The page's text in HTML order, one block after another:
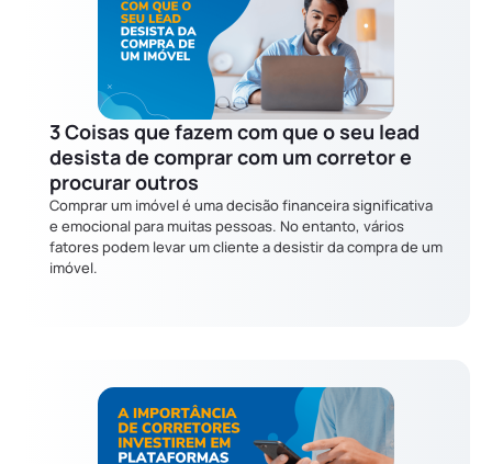
3 Coisas que fazem com que o seu lead
desista de comprar com um corretor e
procurar outros
Comprar um imóvel é uma decisão financeira significativa
e emocional para muitas pessoas. No entanto, vários
fatores podem levar um cliente a desistir da compra de um
imóvel.